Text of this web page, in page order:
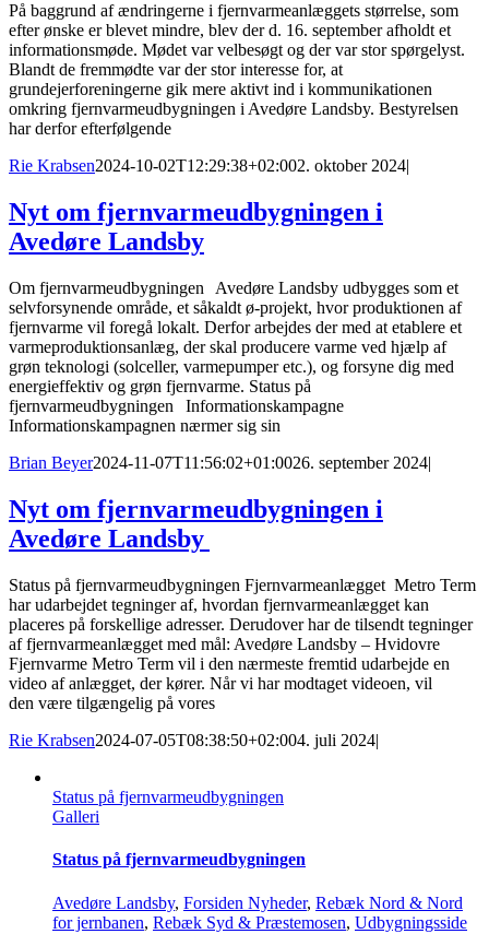
På baggrund af ændringerne i fjernvarmeanlæggets størrelse, som
efter ønske er blevet mindre, blev der d. 16. september afholdt et
informationsmøde. Mødet var velbesøgt og der var stor spørgelyst.
Blandt de fremmødte var der stor interesse for, at
grundejerforeningerne gik mere aktivt ind i kommunikationen
omkring fjernvarmeudbygningen i Avedøre Landsby. Bestyrelsen
har derfor efterfølgende
Rie Krabsen2024-10-02T12:29:38+02:002. oktober 2024|
Nyt om fjernvarmeudbygningen i
Avedøre Landsby
Om fjernvarmeudbygningen Avedøre Landsby udbygges som et
selvforsynende område, et såkaldt ø-projekt, hvor produktionen af
fjernvarme vil foregå lokalt. Derfor arbejdes der med at etablere et
varmeproduktionsanlæg, der skal producere varme ved hjælp af
grøn teknologi (solceller, varmepumper etc.), og forsyne dig med
energieffektiv og grøn fjernvarme. Status på
fjernvarmeudbygningen Informationskampagne
Informationskampagnen nærmer sig sin
Brian Beyer2024-11-07T11:56:02+01:0026. september 2024|
Nyt om fjernvarmeudbygningen i
Avedøre Landsby
Status på fjernvarmeudbygningen Fjernvarmeanlægget Metro Term
har udarbejdet tegninger af, hvordan fjernvarmeanlægget kan
placeres på forskellige adresser. Derudover har de tilsendt tegninger
af fjernvarmeanlægget med mål: Avedøre Landsby – Hvidovre
Fjernvarme Metro Term vil i den nærmeste fremtid udarbejde en
video af anlægget, der kører. Når vi har modtaget videoen, vil
den være tilgængelig på vores
Rie Krabsen2024-07-05T08:38:50+02:004. juli 2024|
Status på fjernvarmeudbygningen
Galleri
Status på fjernvarmeudbygningen
Avedøre Landsby, Forsiden Nyheder, Rebæk Nord & Nord
for jernbanen, Rebæk Syd & Præstemosen, Udbygningsside